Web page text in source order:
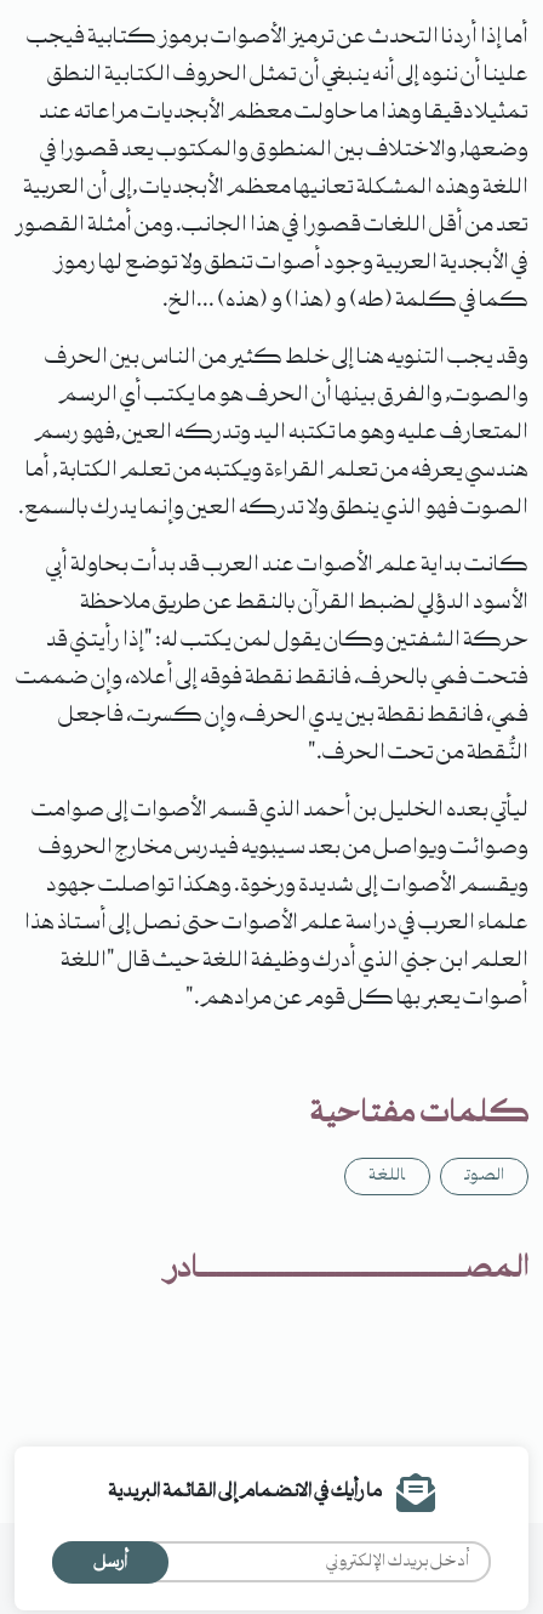
أما إذا أردنا التحدث عن ترميز الأصوات برموز كتابية فيجب
علينا أن ننوه إلى أنه ينبغي أن تمثل الحروف الكتابية النطق
تمثيلا دقيقا وهذا ما حاولت معظم الأبجديات مراعاته عند
وضعها, والاختلاف بين المنطوق والمكتوب يعد قصورا في
اللغة وهذه المشكلة تعانيها معظم الأبجديات ,إلى أن العربية
تعد من أقل اللغات قصورا في هذا الجانب. ومن أمثلة القصور
في الأبجدية العربية وجود أصوات تنطق ولا توضع لها رموز
كما في كلمة (طه) و (هذا) و (هذه) ...الخ.
وقد يجب التنويه هنا إلى خلط كثير من الناس بين الحرف
والصوت, والفرق بينها أن الحرف هو ما يكتب أي الرسم
المتعارف عليه وهو ما تكتبه اليد وتدركه العين ,فهو رسم
هندسي يعرفه من تعلم القراءة ويكتبه من تعلم الكتابة , أما
الصوت فهو الذي ينطق ولا تدركه العين وإنما يدرك بالسمع.
كانت بداية علم الأصوات عند العرب قد بدأت بحاولة أبي
الأسود الدؤلي لضبط القرآن بالنقط عن طريق ملاحظة
حركة الشفتين وكان يقول لمن يكتب له: "إذا رأيتني قد
فتحت فمي بالحرف، فانقط نقطة فوقه إلى أعلاه، وإن ضممت
فمي، فانقط نقطة بين يدي الحرف، وإن كسرت، فاجعل
النُّقطة من تحت الحرف."
ليأتي بعده الخليل بن أحمد الذي قسم الأصوات إلى صوامت
وصوائت ويواصل من بعد سيبويه فيدرس مخارج الحروف
ويقسم الأصوات إلى شديدة ورخوة. وهكذا تواصلت جهود
علماء العرب في دراسة علم الأصوات حتى نصل إلى أستاذ هذا
العلم ابن جني الذي أدرك وظيفة اللغة حيث قال "اللغة
أصوات يعبر بها كل قوم عن مرادهم."
كلمات مفتاحية
الصوت اللغة
المصـــــــــــــــــــــــــــــــادر
ما رأيك في الانضمام إلى القائمة البريدية
أرسل